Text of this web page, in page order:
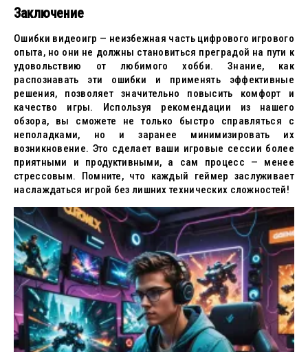
Заключение
Ошибки видеоигр — неизбежная часть цифрового игрового
опыта, но они не должны становиться преградой на пути к
удовольствию от любимого хобби. Знание, как
распознавать эти ошибки и применять эффективные
решения, позволяет значительно повысить комфорт и
качество игры. Используя рекомендации из нашего
обзора, вы сможете не только быстро справляться с
неполадками, но и заранее минимизировать их
возникновение. Это сделает ваши игровые сессии более
приятными и продуктивными, а сам процесс — менее
стрессовым. Помните, что каждый геймер заслуживает
наслаждаться игрой без лишних технических сложностей!